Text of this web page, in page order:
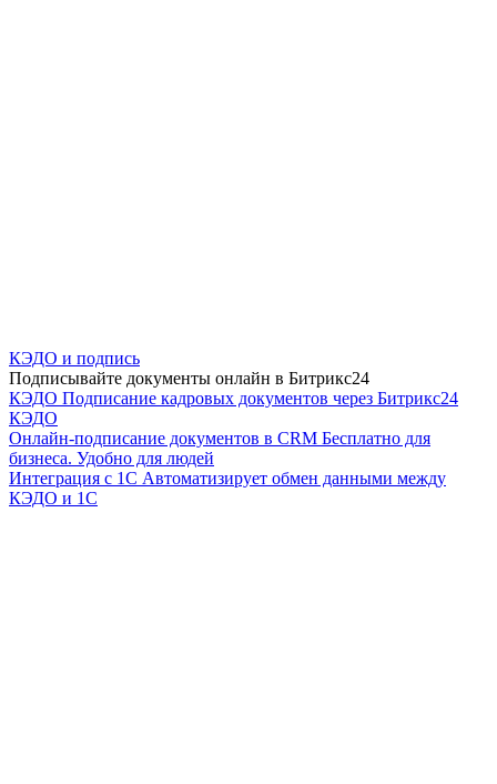
КЭДО и подпись
Подписывайте документы онлайн в Битрикс24
КЭДО Подписание кадровых документов через Битрикс24
КЭДО
Онлайн-подписание документов в CRM Бесплатно для
бизнеса. Удобно для людей
Интеграция с 1С Автоматизирует обмен данными между
КЭДО и 1С